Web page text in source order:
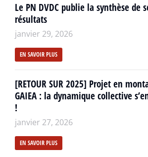
Le PN DVDC publie la synthèse de
résultats
janvier 29, 2026
EN SAVOIR PLUS
[RETOUR SUR 2025] Projet en
GAIEA : la dynamique collective
!
janvier 27, 2026
EN SAVOIR PLUS